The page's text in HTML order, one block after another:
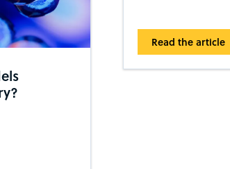
Read the article